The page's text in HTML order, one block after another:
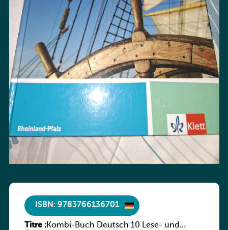
ISBN: 9783766136701
Titre :Kombi-Buch Deutsch 10 Lese- und